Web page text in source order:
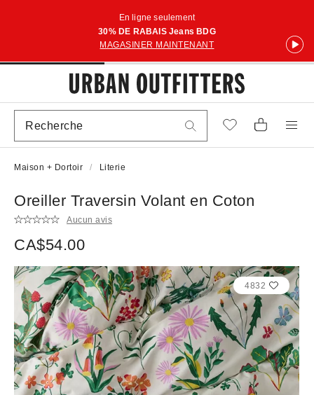
En ligne seulement
30% DE RABAIS Jeans BDG
MAGASINER MAINTENANT
Maison + Dortoir Literie
Oreiller Traversin Volant en Coton
Aucun avis
CA$54.00
4832